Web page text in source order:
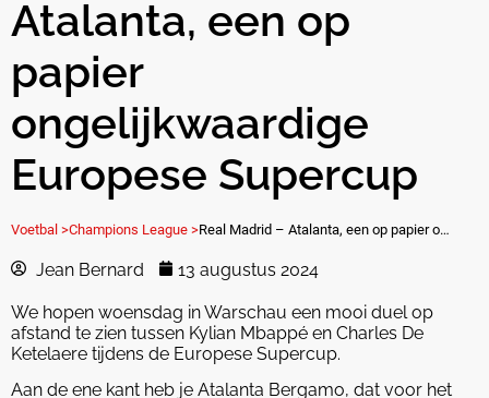
Atalanta, een op
papier
ongelijkwaardige
Europese Supercup
Voetbal >Champions League > Real Madrid – Atalanta, een op papier ongelijkwaardige Europese Supercup
Jean Bernard 13 augustus 2024
We hopen woensdag in Warschau een mooi duel op
afstand te zien tussen Kylian Mbappé en Charles De
Ketelaere tijdens de Europese Supercup.
Aan de ene kant heb je Atalanta Bergamo, dat voor het